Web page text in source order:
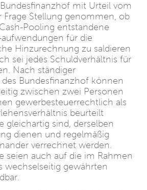
mit Urteil vom
Frage Stellung genommen, ob
Pooling entstandene
für die
Hinzurechnung zu saldieren
sei jedes Schuldverhältnis für
Nach ständiger
Bundesfinanzhof können
zwischen zwei Personen
gewerbesteuerrechtlich als
beurteilt
gleichartig sind, derselben
dienen und regelmäßig
verrechnet werden.
seien auch auf die im Rahmen
wechselseitig gewährten